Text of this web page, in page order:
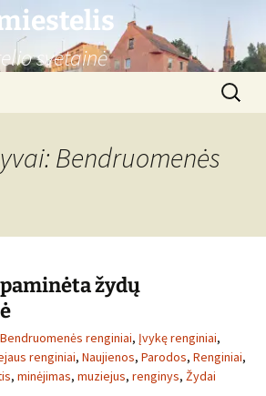
svetainė
Ieškoti:
Bendruomenės
žydų
Bendruomenės renginiai, Įvykę renginiai,
renginiai, Naujienos, Parodos, Renginiai,
, minėjimas, muziejus, renginys, Žydai